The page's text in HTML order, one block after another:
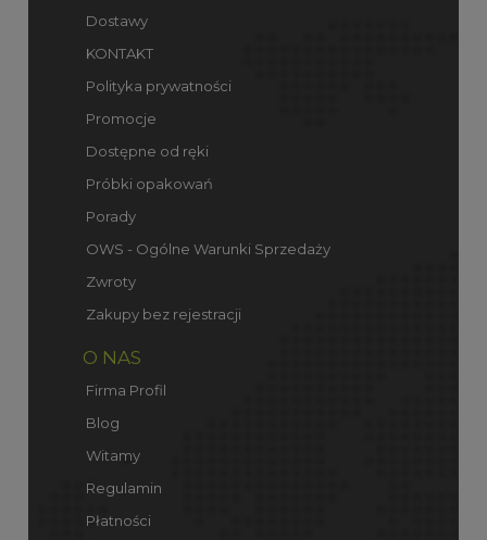
Dostawy
KONTAKT
Polityka prywatności
Promocje
Dostępne od ręki
Próbki opakowań
Porady
OWS - Ogólne Warunki Sprzedaży
Zwroty
Zakupy bez rejestracji
O NAS
Firma Profil
Blog
Witamy
Regulamin
Płatności